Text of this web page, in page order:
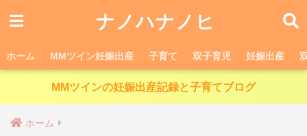
ナノハナノヒ
ホーム MMツイン妊娠出産 子育て 双子育児 妊娠出産
MMツインの妊娠出産記録と子育てブログ
ホーム